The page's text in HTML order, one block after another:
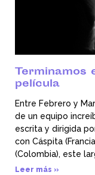
Terminamos
película
Entre Febrero y
de un equipo
escrita y dirigida
con Cáspita
(Colombia), este
Leer más »